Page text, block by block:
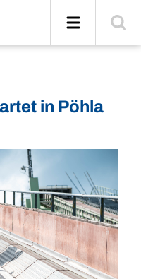
in Pöhla